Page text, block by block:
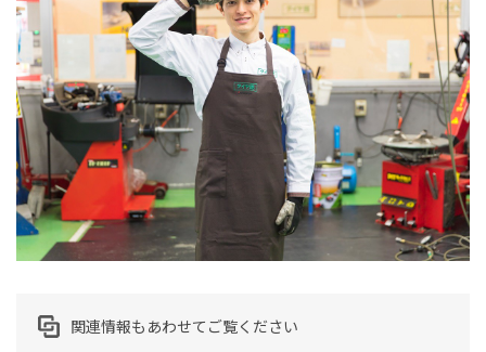
関連情報もあわせてご覧ください